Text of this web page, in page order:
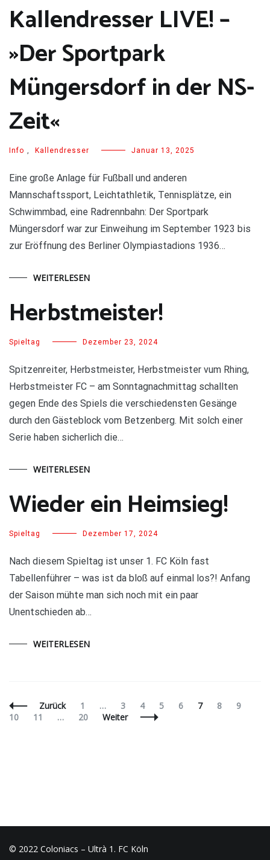
Kallendresser LIVE! –
»Der Sportpark
Müngersdorf in der NS-
Zeit«
Info , Kallendresser Januar 13, 2025
Eine große Anlage für Fußball und anderen
Mannschaftssport, Leichtathletik, Tennisplätze, ein
Schwimmbad, eine Radrennbahn: Der Sportpark
Müngersdorf war zur Einweihung im September 1923 bis
zur Eröffnung des Berliner Olympiastadions 1936…
WEITERLESEN
Herbstmeister!
Spieltag Dezember 23, 2024
Spitzenreiter, Herbstmeister, Herbstmeister vum Rhing,
Herbstmeister FC – am Sonntagnachmittag schallten
gegen Ende des Spiels die verschiedensten Gesänge
durch den Gästeblock vom Betzenberg. Mit solch einer
Serie haben sicherlich die…
WEITERLESEN
Wieder ein Heimsieg!
Spieltag Dezember 17, 2024
Nach diesem Spieltag ist unser 1. FC Köln fast
Tabellenführer – was ist da bloß auf einmal los?! Anfang
der Saison mühte man sich noch mit ein paar
Unentschieden ab…
WEITERLESEN
Beitragsnavigation
Zurück Seite
1 … Seite
3 Seite
4 Seite
5 Seite
6 Seite
7 Seite
8 Seite
9
10
Seite
11 … Seite
20 Weiter
© 2022 Coloniacs – Ultrà 1. FC Köln